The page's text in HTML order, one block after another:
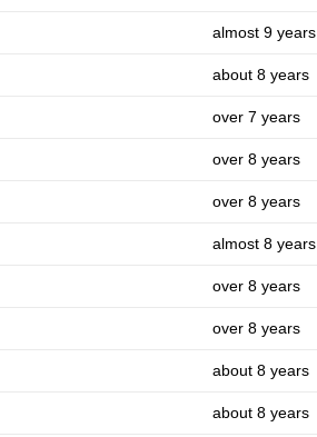
almost 9 years
about 8 years
over 7 years
over 8 years
over 8 years
almost 8 years
over 8 years
over 8 years
about 8 years
about 8 years